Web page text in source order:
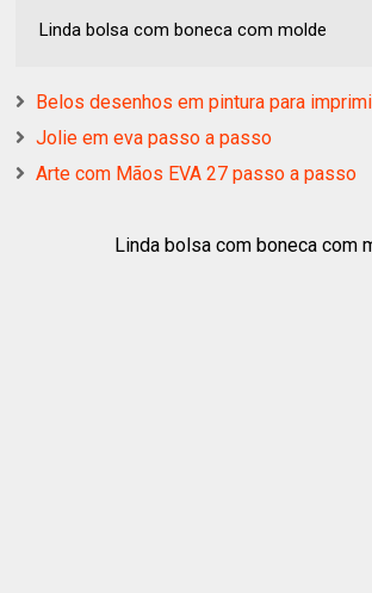
Linda bolsa com boneca com molde
Belos desenhos em pintura para
Jolie em eva passo a passo
Arte com Mãos EVA 27 passo a passo
Linda bolsa com boneca com